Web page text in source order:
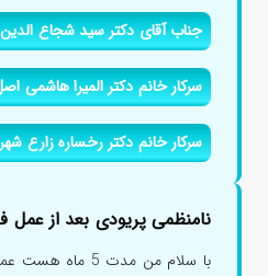
جناب آقای دکتر سید شجاع
سرکار خانم دکتر المیرا هاشمی
سرکار خانم دکتر رخساره زارع
نامنظمی پریودی بعد از